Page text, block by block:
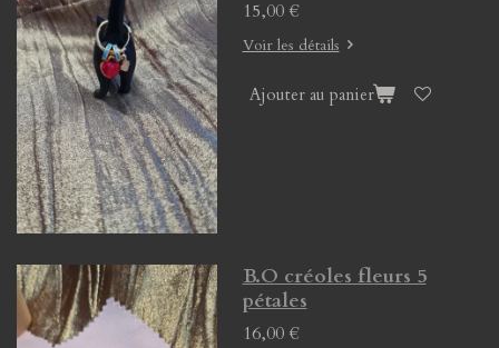
15,00 €
Voir les détails
Ajouter au panier
B.O créoles fleurs 5
pétales
16,00 €